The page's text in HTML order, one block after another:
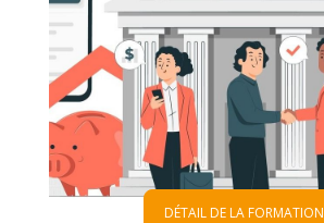
DÉTAIL DE LA FORMATION